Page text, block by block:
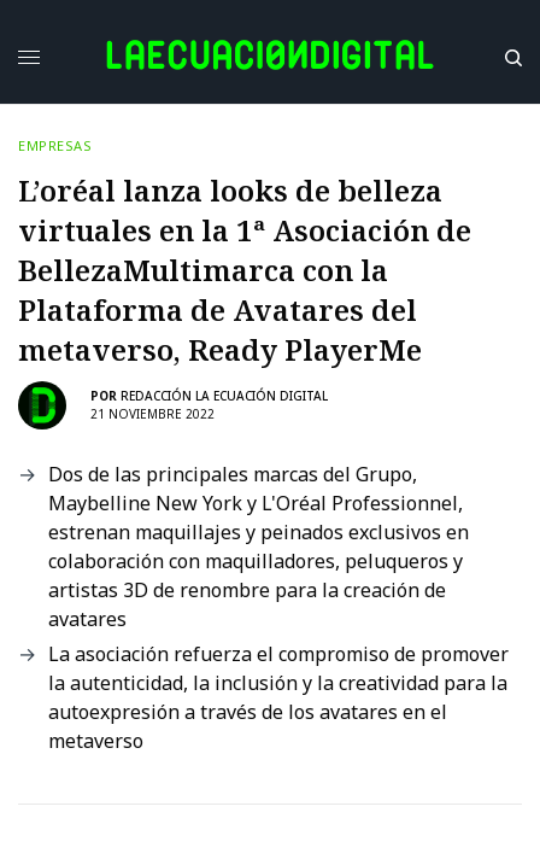
EMPRESAS
L’oréal lanza looks de belleza
virtuales en la 1ª Asociación de
BellezaMultimarca con la
Plataforma de Avatares del
metaverso, Ready PlayerMe
POR REDACCIÓN LA ECUACIÓN DIGITAL
21 NOVIEMBRE 2022
Dos de las principales marcas del Grupo,
Maybelline New York y L'Oréal Professionnel,
estrenan maquillajes y peinados exclusivos en
colaboración con maquilladores, peluqueros y
artistas 3D de renombre para la creación de
avatares
La asociación refuerza el compromiso de promover
la autenticidad, la inclusión y la creatividad para la
autoexpresión a través de los avatares en el
metaverso